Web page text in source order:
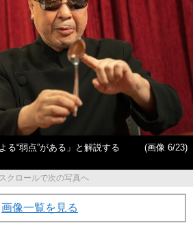
る“弱点”がある」と解説する
(画像 6/23)
クロールで次の写真へ
画像一覧を見る